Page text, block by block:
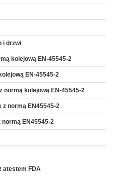
i drzwi
kolejową EN-45545-2
EN-45545-2
normą kolejową EN-45545-2
z normą EN45545-2
normą EN45545-2
atestem FDA